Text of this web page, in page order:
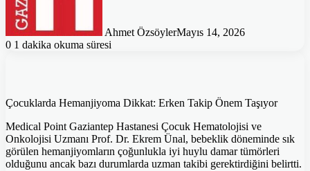
Ahmet ÖzsöylerMayıs 14, 2026
0 1 dakika okuma süresi
Çocuklarda Hemanjiyoma Dikkat: Erken Takip Önem Taşıyor
Medical Point Gaziantep Hastanesi Çocuk Hematolojisi ve
Onkolojisi Uzmanı Prof. Dr. Ekrem Ünal, bebeklik döneminde sık
görülen hemanjiyomların çoğunlukla iyi huylu damar tümörleri
olduğunu ancak bazı durumlarda uzman takibi gerektirdiğini belirtti.